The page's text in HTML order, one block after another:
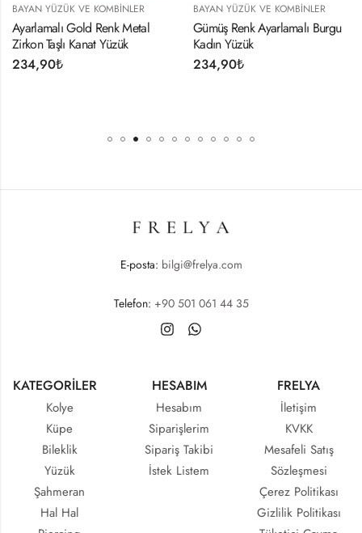
Metal
Yüzük
BAYAN YÜZÜK VE KOMBINLER
Gümüş Renk Ayarlamalı Burgu
Kadın Yüzük
BAYAN YÜZÜK
Ayarlamalı
E-posta: bilgi@frelya.com
Telefon: +90 501 061 44 35
KATEGORİLER
Kolye
Küpe
Bileklik
Yüzük
Şahmeran
Hal Hal
HESABIM
Hesabım
Siparişlerim
Sipariş Takibi
İstek Listem
FRELYA
İletişim
KVKK
Mesafeli Satış
Sözleşmesi
Çerez Politikası
Gizlilik Politikası